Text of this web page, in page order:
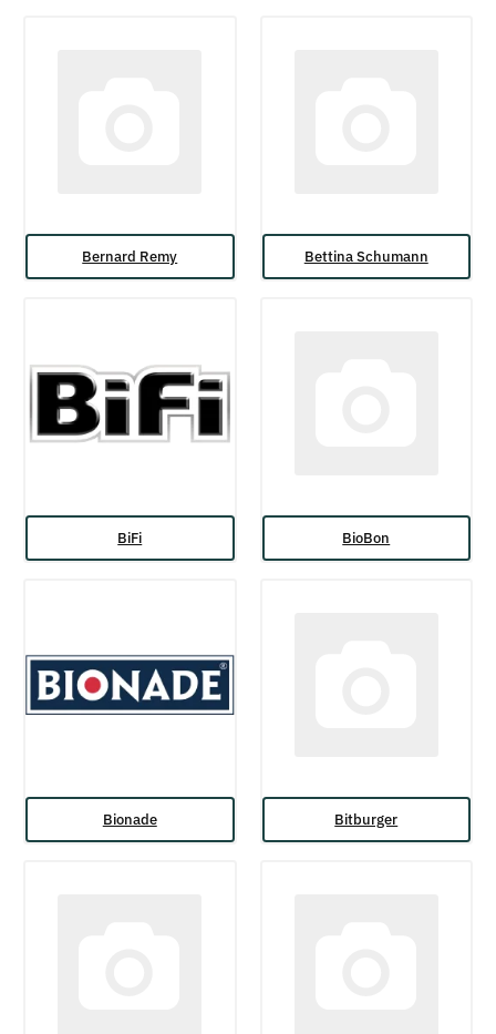
Bernard Remy Bettina Schumann
BiFi BioBon
Bionade Bitburger